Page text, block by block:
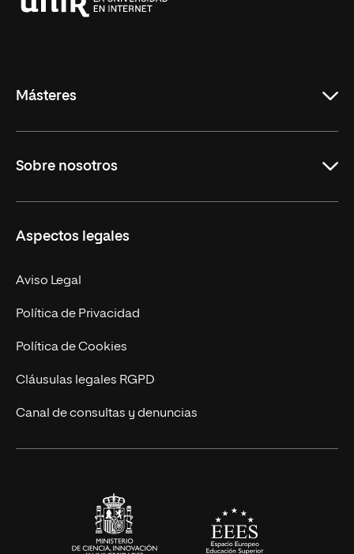
Másteres
Derecho
Empresa
MBA
Marketing y Comunicación
Ingeniería
Diseño
Ciencias de la Salud
Sobre nosotros
Nuestro Equipo
Contacto
Aspectos legales
Aviso Legal
Política de Privacidad
Política de Cookies
Cláusulas legales RGPD
Canal de consultas y denuncias